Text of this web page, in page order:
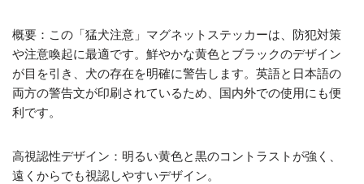
概要：この「猛犬注意」マグネットステッカーは、防犯対策
や注意喚起に最適です。鮮やかな黄色とブラックのデザイン
が目を引き、犬の存在を明確に警告します。英語と日本語の
両方の警告文が印刷されているため、国内外での使用にも便
利です。
高視認性デザイン：明るい黄色と黒のコントラストが強く、
遠くからでも視認しやすいデザイン。